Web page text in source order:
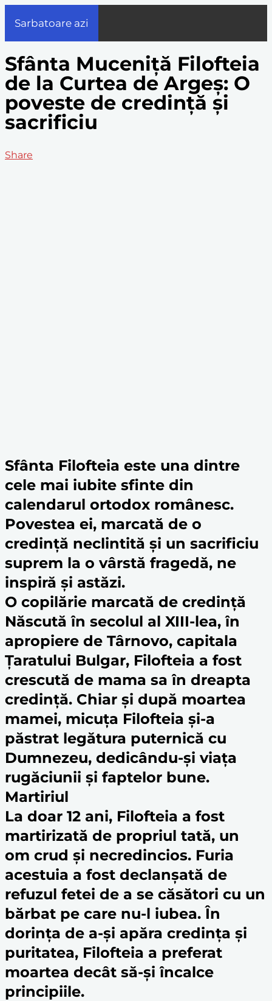
Sarbatoare azi
Sfânta Muceniță Filofteia
de la Curtea de Argeș: O
poveste de credință și
sacrificiu
Share
Sfânta Filofteia este una dintre
cele mai iubite sfinte din
calendarul ortodox românesc.
Povestea ei, marcată de o
credință neclintită și un sacrificiu
suprem la o vârstă fragedă, ne
inspiră și astăzi.
O copilărie marcată de credință
Născută în secolul al XIII-lea, în
apropiere de Târnovo, capitala
Țaratului Bulgar, Filofteia a fost
crescută de mama sa în dreapta
credință. Chiar și după moartea
mamei, micuța Filofteia și-a
păstrat legătura puternică cu
Dumnezeu, dedicându-și viața
rugăciunii și faptelor bune.
Martiriul
La doar 12 ani, Filofteia a fost
martirizată de propriul tată, un
om crud și necredincios. Furia
acestuia a fost declanșată de
refuzul fetei de a se căsători cu un
bărbat pe care nu-l iubea. În
dorința de a-și apăra credința și
puritatea, Filofteia a preferat
moartea decât să-și încalce
principiile.